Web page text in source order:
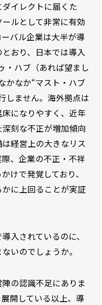
イレクトに届くた
ルとして非常に有効
バル企業は大半が導
おり、日本では導入
・ハブ（あれば望まし
かなか“マスト・ハブ
しません。海外拠点は
になりやすく、近年
刻な不正が増加傾向
経営上の大きなリス
、企業の不正・不祥
けで発覚しており、
に上回ることが実証
されているのに、
いのでしょうか。
の認識不足にありま
開している以上、導